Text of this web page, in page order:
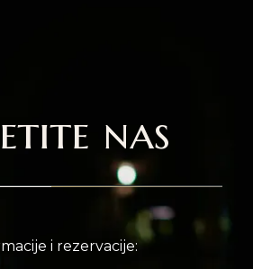
nas
i rezervacije: